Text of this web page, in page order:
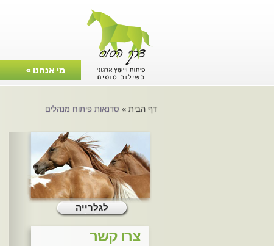
מי אנחנו »
דף הבית » סדנאות פיתוח מנהלים
לגלרייה
צרו קשר